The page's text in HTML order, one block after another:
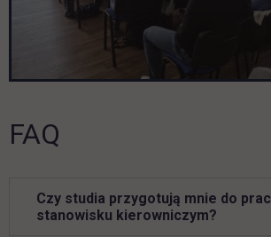
FAQ
Czy studia przygotują mnie do
stanowisku kierowniczym?